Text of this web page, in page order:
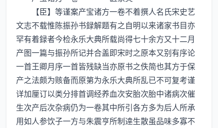
【臣】等谨案产宝诸方一卷不着撰人名氏宋史艺
文志不载惟陈振孙书録解题有之自明以来诸家书目亦
罕有着録者今检永乐大典所载尚得七十余方又十二月
产图一篇与振孙所记并合盖即宋时之原本又别有序论
一首王卿月序一首皆残缺当亦原书之佚简也其方于保
产之法颇为赅备而原第为永乐大典所乱已不可复考谨
详加厘订以类分排首调经养血次安胎次胎中诸病次催
生次产后次杂病仍为一卷其中所引各方多为后人所承
用如人参饮子一方与朱震亨所制逹生散虽品味多寡不